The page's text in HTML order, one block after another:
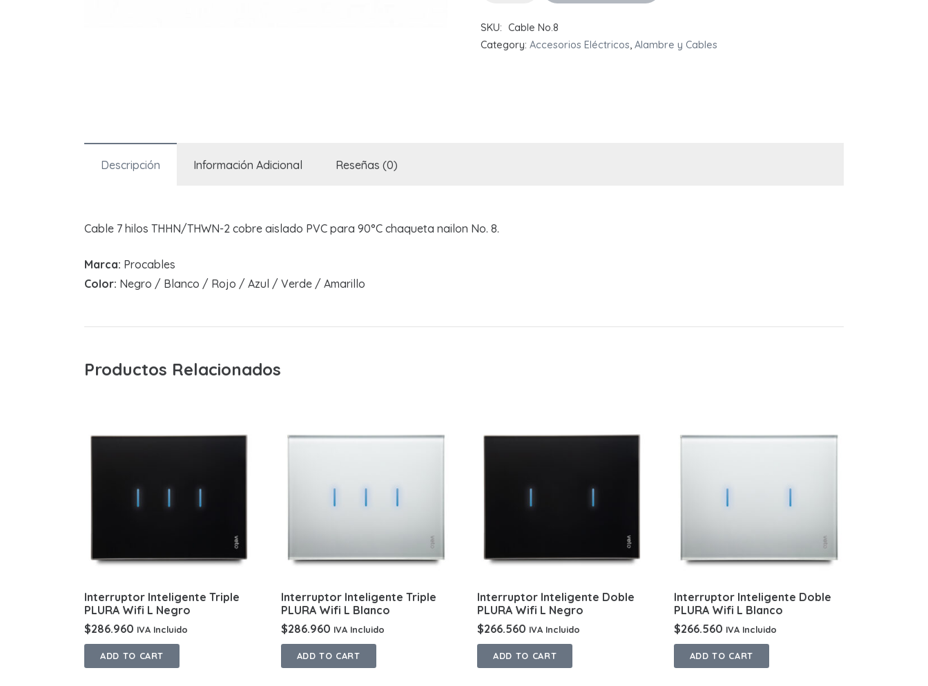
No.
8
SKU: Cable No.8
Category: Accesorios Eléctricos, Alambre y Cables
Descripción Información Adicional Reseñas (0)
Cable 7 hilos THHN/THWN-2 cobre aislado PVC para 90°C chaqueta nailon No. 8.
Marca: Procables
Color: Negro / Blanco / Rojo / Azul / Verde / Amarillo
Productos Relacionados
Interruptor Inteligente Triple
PLURA Wifi L Negro
$286.960 IVA Incluido
ADD TO CART
Interruptor Inteligente Triple
PLURA Wifi L Blanco
$286.960 IVA Incluido
ADD TO CART
Interruptor Inteligente Doble
PLURA Wifi L Negro
$266.560 IVA Incluido
ADD TO CART
Interruptor Inteligente Doble
PLURA Wifi L Blanco
$266.560 IVA Incluido
ADD TO CART